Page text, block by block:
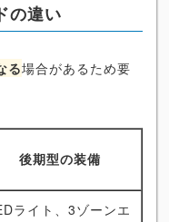
の違い
る場合があるため要
後期型の装備
ライト、3ゾーンエ